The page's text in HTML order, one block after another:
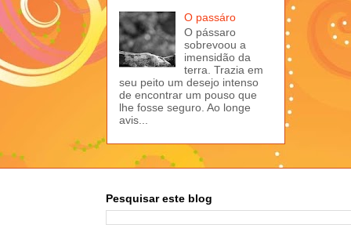
O passáro
O pássaro
sobrevoou a
imensidão da
terra. Trazia em
seu peito um desejo intenso
de encontrar um pouso que
lhe fosse seguro. Ao longe
avis...
Pesquisar este blog